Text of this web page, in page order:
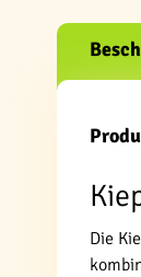
Die